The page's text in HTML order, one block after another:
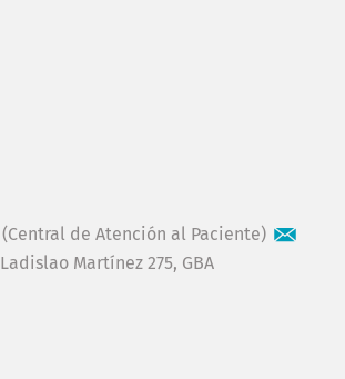
(Central de Atención al Paciente)
Ladislao Martínez 275, GBA